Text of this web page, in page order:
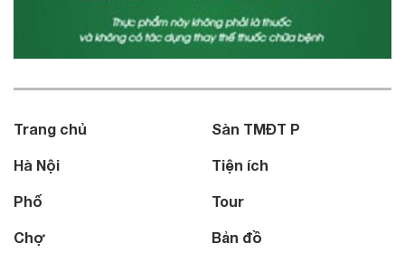
Trang chủ
Hà Nội
Phố
Chợ
Sàn TMĐT P
Tiện ích
Tour
Bản đồ